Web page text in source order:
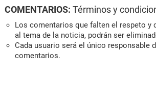
COMENTARIOS: Términos y
Los comentarios que falten el respeto y
al tema de la noticia, podrán ser
Cada usuario será el único responsable
comentarios.